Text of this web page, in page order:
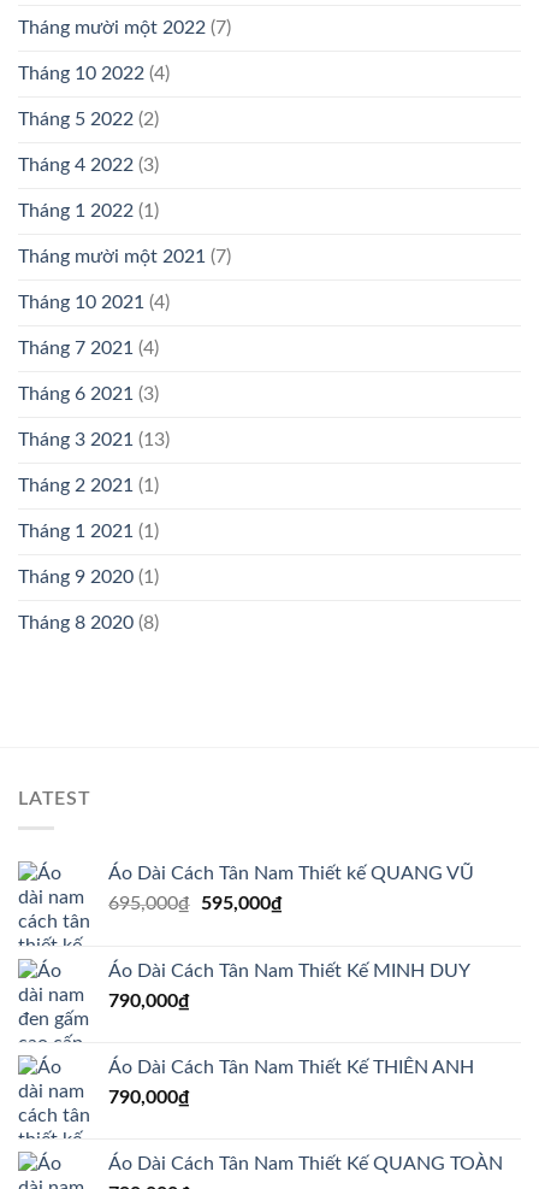
Tháng mười một 2022 (7)
Tháng 10 2022 (4)
Tháng 5 2022 (2)
Tháng 4 2022 (3)
Tháng 1 2022 (1)
Tháng mười một 2021 (7)
Tháng 10 2021 (4)
Tháng 7 2021 (4)
Tháng 6 2021 (3)
Tháng 3 2021 (13)
Tháng 2 2021 (1)
Tháng 1 2021 (1)
Tháng 9 2020 (1)
Tháng 8 2020 (8)
LATEST
Áo Dài Cách Tân Nam Thiết kế QUANG VŨ
695,000₫
Giá
695,000₫.
595,000₫Giá
là:
Áo Dài Cách Tân Nam Thiết Kế MINH DUY
790,000₫
Áo Dài Cách Tân Nam Thiết Kế THIÊN ANH
790,000₫
Áo Dài Cách Tân Nam Thiết Kế QUANG TOÀN